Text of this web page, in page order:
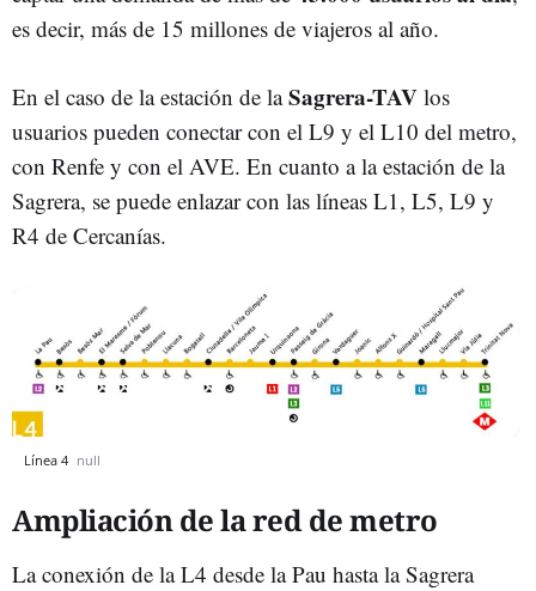
es decir, más de 15 millones de viajeros al año.
En el caso de la estación de laSagrera-TAV los
usuarios pueden conectar con el L9 y el L10 del metro,
con Renfe y con el AVE. En cuanto a la estación de la
Sagrera, se puede enlazar con las líneas L1, L5, L9 y
R4 de Cercanías.
Línea 4 null
Ampliación de la red de metro
La conexión de la L4 desde la Pau hasta la Sagrera